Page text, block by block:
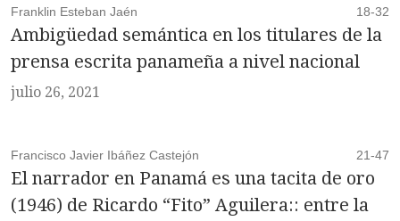
Franklin Esteban Jaén 18-32
Ambigüedad semántica en los titulares de la
prensa escrita panameña a nivel nacional
julio 26, 2021
Francisco Javier Ibáñez Castejón 21-47
El narrador en Panamá es una tacita de oro
(1946) de Ricardo “Fito” Aguilera:: entre la